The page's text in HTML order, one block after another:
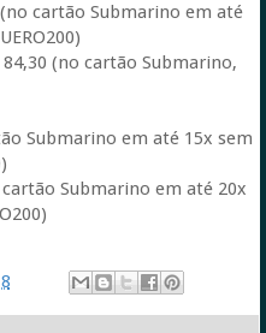
cartão Submarino em até
84,30 (no cartão Submarino,
Submarino em até 15x sem
Submarino em até 20x